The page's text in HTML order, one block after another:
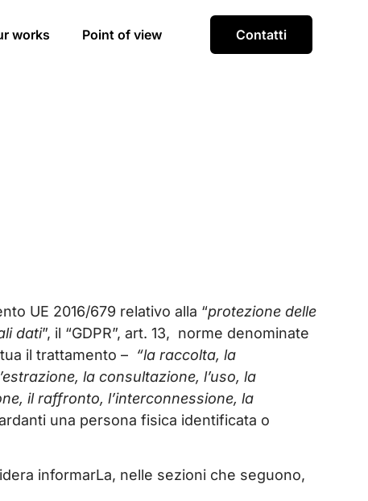
works Point of view Contatti
UE 2016/679 relativo alla “protezione delle
dati”, il “GDPR”, art. 13, norme denominate
il trattamento – “la raccolta, la
la consultazione, l’uso, la
il raffronto, l’interconnessione, la
una persona fisica identificata o
informarLa, nelle sezioni che seguono,